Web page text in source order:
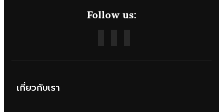
Follow us:
เกี่ยวกับเรา